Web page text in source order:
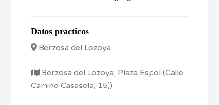
Datos prácticos
Berzosa del Lozoya
Berzosa del Lozoya, Plaza Espol (Calle
Camino Casasola, 15))